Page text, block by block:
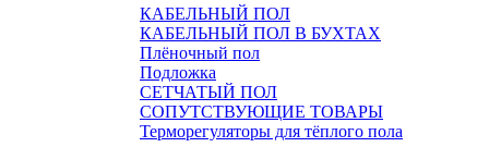
КАБЕЛЬНЫЙ ПОЛ
КАБЕЛЬНЫЙ ПОЛ В БУХТАХ
Плёночный пол
Подложка
СЕТЧАТЫЙ ПОЛ
СОПУТСТВУЮЩИЕ ТОВАРЫ
Терморегуляторы для тёплого пола